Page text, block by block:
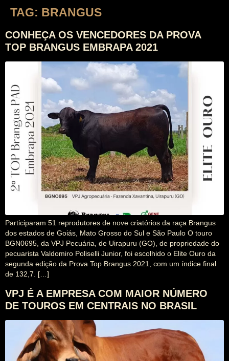
TAG: BRANGUS
CONHEÇA OS VENCEDORES DA PROVA
TOP BRANGUS EMBRAPA 2021
Participaram 51 reprodutores de nove criatórios da raça Brangus
dos estados de Goiás, Mato Grosso do Sul e São Paulo O touro
BGN0695, da VPJ Pecuária, de Uirapuru (GO), de propriedade do
pecuarista Valdomiro Poliselli Junior, foi escolhido o Elite Ouro da
segunda edição da Prova Top Brangus 2021, com um índice final
de 132,7. […]
VPJ É A EMPRESA COM MAIOR NÚMERO
DE TOUROS EM CENTRAIS NO BRASIL